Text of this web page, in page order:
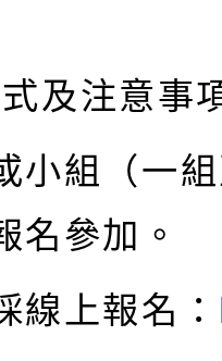
及注意事
小組（一
名參加。
線上報名：